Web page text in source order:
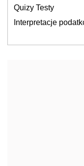
Quizy Testy
Interpretacje